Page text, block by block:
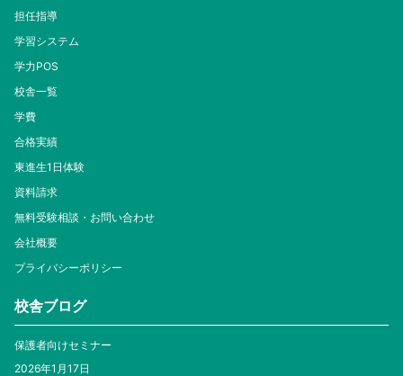
担任指導
学習システム
学力POS
校舎一覧
学費
合格実績
東進生1日体験
資料請求
無料受験相談・お問い合わせ
会社概要
プライバシーポリシー
校舎ブログ
保護者向けセミナー
2026年1月17日